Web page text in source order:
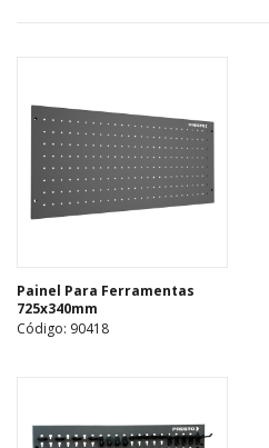
Painel Para Ferramentas
725x340mm
Código: 90418